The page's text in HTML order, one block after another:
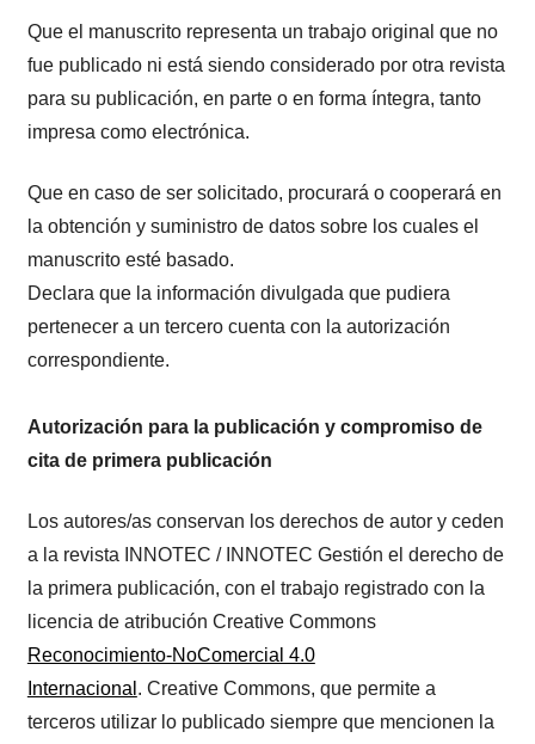
Que el manuscrito representa un trabajo original que no
fue publicado ni está siendo considerado por otra revista
para su publicación, en parte o en forma íntegra, tanto
impresa como electrónica.
Que en caso de ser solicitado, procurará o cooperará en
la obtención y suministro de datos sobre los cuales el
manuscrito esté basado.
Declara que la información divulgada que pudiera
pertenecer a un tercero cuenta con la autorización
correspondiente.
Autorización para la publicación y compromiso de
cita de primera publicación
Los autores/as conservan los derechos de autor y ceden
a la revista INNOTEC / INNOTEC Gestión el derecho de
la primera publicación, con el trabajo registrado con la
licencia de atribución Creative Commons
Reconocimiento-NoComercial 4.0
Internacional . Creative Commons, que permite a
terceros utilizar lo publicado siempre que mencionen la